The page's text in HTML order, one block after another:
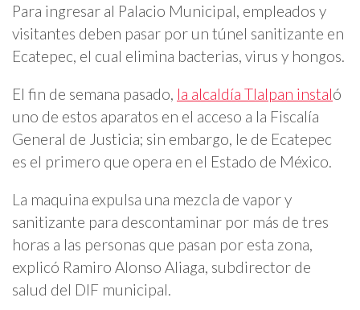
Para ingresar al Palacio Municipal, empleados y
visitantes deben pasar por un túnel sanitizante en
Ecatepec, el cual elimina bacterias, virus y hongos.
El fin de semana pasado, la alcaldía Tlalpan instaló
uno de estos aparatos en el acceso a la Fiscalía
General de Justicia; sin embargo, le de Ecatepec
es el primero que opera en el Estado de México.
La maquina expulsa una mezcla de vapor y
sanitizante para descontaminar por más de tres
horas a las personas que pasan por esta zona,
explicó Ramiro Alonso Aliaga, subdirector de
salud del DIF municipal.